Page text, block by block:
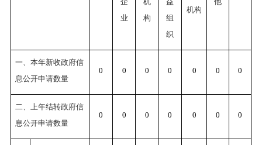
业
构
组
织
机构
一、本年新收政府信
息公开申请数量
0 0 0 0 0 0 0
二、上年结转政府信
息公开申请数量
0 0 0 0 0 0 0